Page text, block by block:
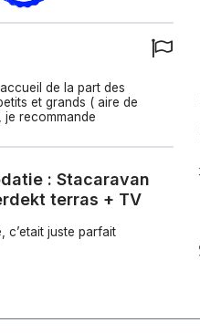
de la part des
et grands ( aire de
recommande
: Stacaravan
terras + TV
c’etait juste parfait